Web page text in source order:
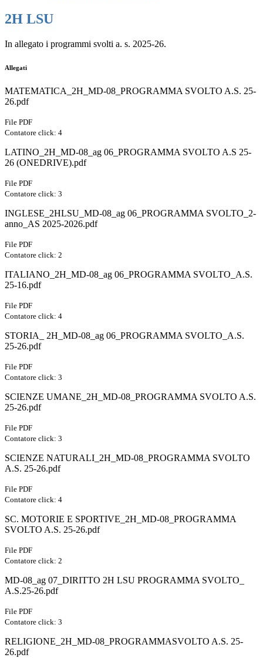
2H LSU
In allegato i programmi svolti a. s. 2025-26.
Allegati
MATEMATICA_2H_MD-08_PROGRAMMA SVOLTO A.S. 25-
26.pdf
File PDF
Contatore click: 4
LATINO_2H_MD-08_ag 06_PROGRAMMA SVOLTO A.S 25-
26 (ONEDRIVE).pdf
File PDF
Contatore click: 3
INGLESE_2HLSU_MD-08_ag 06_PROGRAMMA SVOLTO_2-
anno_AS 2025-2026.pdf
File PDF
Contatore click: 2
ITALIANO_2H_MD-08_ag 06_PROGRAMMA SVOLTO_A.S.
25-16.pdf
File PDF
Contatore click: 4
STORIA_ 2H_MD-08_ag 06_PROGRAMMA SVOLTO_A.S.
25-26.pdf
File PDF
Contatore click: 3
SCIENZE UMANE_2H_MD-08_PROGRAMMA SVOLTO A.S.
25-26.pdf
File PDF
Contatore click: 3
SCIENZE NATURALI_2H_MD-08_PROGRAMMA SVOLTO
A.S. 25-26.pdf
File PDF
Contatore click: 4
SC. MOTORIE E SPORTIVE_2H_MD-08_PROGRAMMA
SVOLTO A.S. 25-26.pdf
File PDF
Contatore click: 2
MD-08_ag 07_DIRITTO 2H LSU PROGRAMMA SVOLTO_
A.S.25-26.pdf
File PDF
Contatore click: 3
RELIGIONE_2H_MD-08_PROGRAMMASVOLTO A.S. 25-
26.pdf